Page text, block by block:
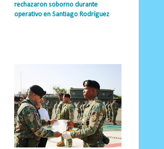
rechazaron soborno durante
operativo en Santiago Rodríguez